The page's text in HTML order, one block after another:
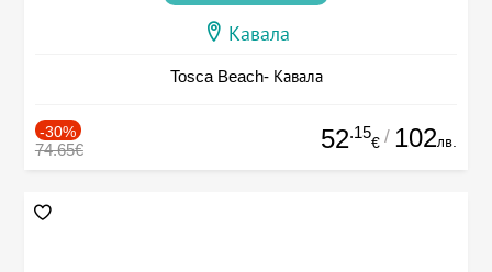
Кавала
Tosca Beach- Кавала
-30%
74.65€ 52.15
€ / 102лв.